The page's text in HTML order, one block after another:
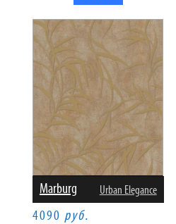
Marburg Urban Elegance
4090 руб.